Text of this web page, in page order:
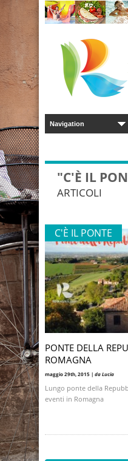
"C'È IL
ARTICOLI
C'È IL PONTE
PONTE DELLA
ROMAGNA
maggio 29th, 2015 | da Lucia
Lungo ponte della
eventi in Romagna